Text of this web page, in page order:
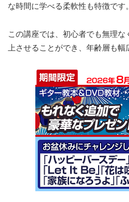
な時間に学べる柔軟性も特徴です。
この講座では、初心者でも無理な
上させることができ、年齢層も幅